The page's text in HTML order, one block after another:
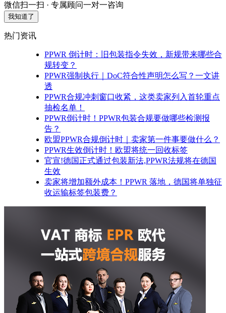
微信扫一扫 · 专属顾问一对一咨询
我知道了
热门资讯
PPWR 倒计时：旧包装指令失效，新规带来哪些合
规转变？
PPWR强制执行｜DoC符合性声明怎么写？一文讲
透
PPWR合规冲刺窗口收紧，这类卖家列入首轮重点
抽检名单！
PPWR倒计时！PPWR包装合规要做哪些检测报
告？
欧盟PPWR合规倒计时｜卖家第一件事要做什么？
PPWR生效倒计时！欧盟将统一回收标签
官宣!德国正式通过包装新法,PPWR法规将在德国
生效
卖家将增加额外成本！PPWR 落地，德国将单独征
收运输标签包装费？